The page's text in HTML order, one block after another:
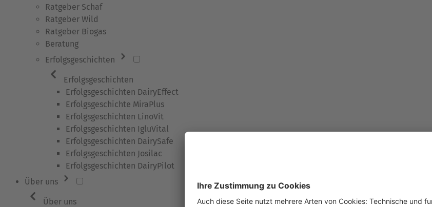
Ratgeber Schaf
Ratgeber Wild
Ratgeber Biogas
Beratung
Erfolgsgeschichten
Erfolgsgeschichten
Erfolgsgeschichten DairyEffect
Erfolgsgeschichte MiraPlus
Erfolgsgeschichten LinoVit
Erfolgsgeschichten IgluVital
Erfolgsgeschichten DairySafe
Erfolgsgeschichten Josilac
Erfolgsgeschichten DairyPilot
Über uns
Über uns